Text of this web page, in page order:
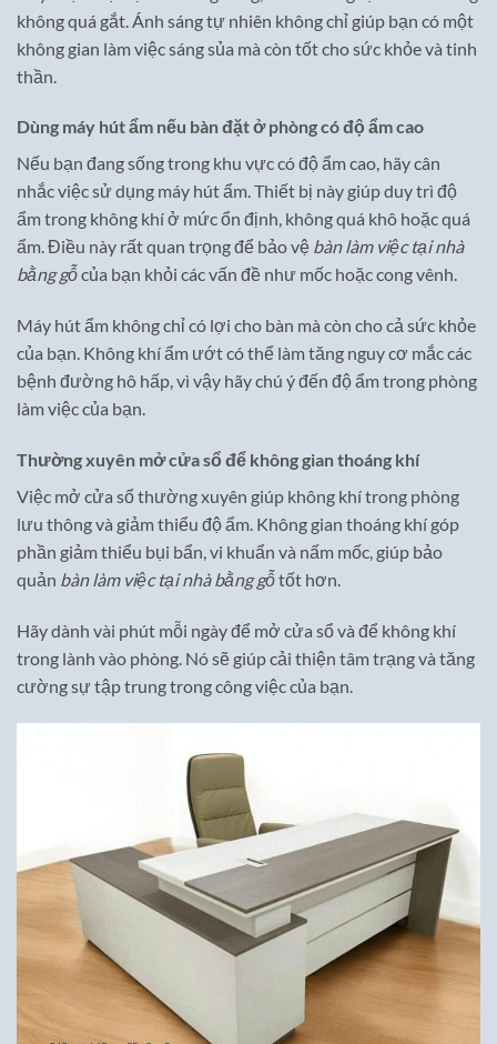
không quá gắt. Ánh sáng tự nhiên không chỉ giúp bạn có một
không gian làm việc sáng sủa mà còn tốt cho sức khỏe và tinh
thần.
Dùng máy hút ẩm nếu bàn đặt ở phòng có độ ẩm cao
Nếu bạn đang sống trong khu vực có độ ẩm cao, hãy cân
nhắc việc sử dụng máy hút ẩm. Thiết bị này giúp duy trì độ
ẩm trong không khí ở mức ổn định, không quá khô hoặc quá
ẩm. Điều này rất quan trọng để bảo vệ bàn làm việc tại nhà
bằng gỗcủa bạn khỏi các vấn đề như mốc hoặc cong vênh.
Máy hút ẩm không chỉ có lợi cho bàn mà còn cho cả sức khỏe
của bạn. Không khí ẩm ướt có thể làm tăng nguy cơ mắc các
bệnh đường hô hấp, vì vậy hãy chú ý đến độ ẩm trong phòng
làm việc của bạn.
Thường xuyên mở cửa sổ để không gian thoáng khí
Việc mở cửa sổ thường xuyên giúp không khí trong phòng
lưu thông và giảm thiểu độ ẩm. Không gian thoáng khí góp
phần giảm thiểu bụi bẩn, vi khuẩn và nấm mốc, giúp bảo
quản bàn làm việc tại nhà bằng gỗtốt hơn.
Hãy dành vài phút mỗi ngày để mở cửa sổ và để không khí
trong lành vào phòng. Nó sẽ giúp cải thiện tâm trạng và tăng
cường sự tập trung trong công việc của bạn.